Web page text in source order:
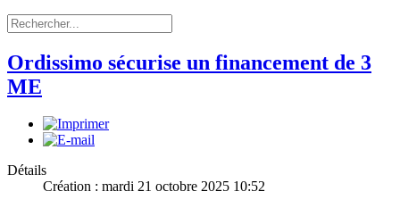
Ordissimo sécurise un financement de 3
ME
Détails
Création : mardi 21 octobre 2025 10:52